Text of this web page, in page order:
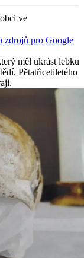
ve
zdrojů pro Google
měl ukrást lebku
Pětatřicetiletého